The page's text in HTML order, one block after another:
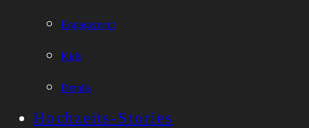
Engagement
Kids
Details
Hochzeits-Stories